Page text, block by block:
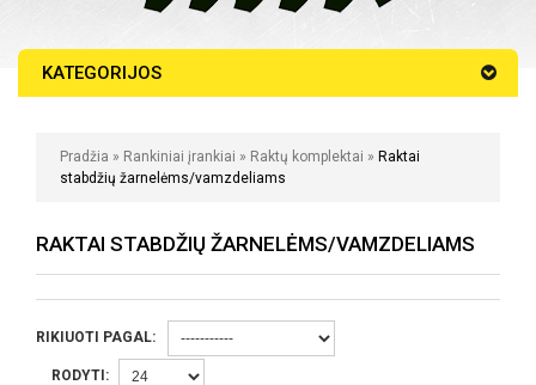
KATEGORIJOS
Pradžia » Rankiniai įrankiai » Raktų komplektai » Raktai
stabdžių žarnelėms/vamzdeliams
RAKTAI STABDŽIŲ ŽARNELĖMS/VAMZDELIAMS
RIKIUOTI PAGAL:
RODYTI: